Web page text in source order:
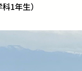
1年生）